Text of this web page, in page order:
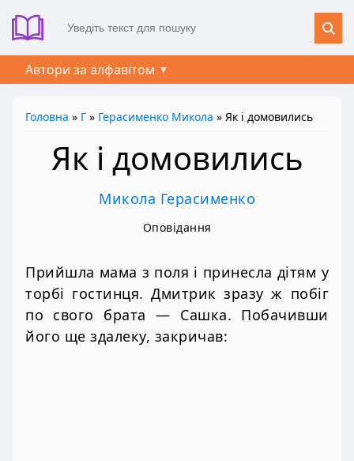
Автори за алфавітом
Головна » Г » Герасименко Микола » Як і домовились
Як і домовились
Микола Герасименко
Оповідання
Прийшла мама з поля і принесла дітям у
торбі гостинця. Дмитрик зразу ж побіг
по свого брата — Сашка. Побачивши
його ще здалеку, закричав: